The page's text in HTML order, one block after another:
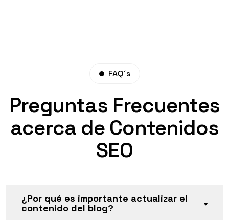
FAQ´s
Preguntas Frecuentes
acerca de Contenidos
SEO
¿Por qué es importante actualizar el
contenido del blog?